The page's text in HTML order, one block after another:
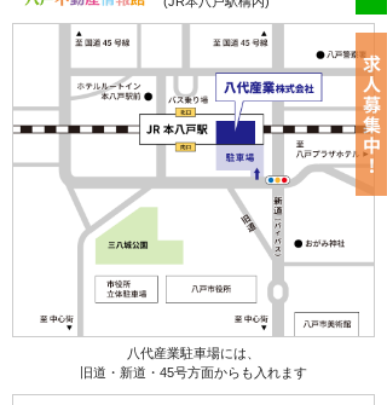
八代産業駐車場には、
旧道・新道・45号方面からも入れます